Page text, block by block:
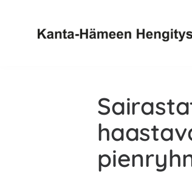
ensisijaiseen
valikkoon
pääsisältöön
ensisijaiseen
sivupalkkiin
alatunnisteeseen
Hämeen
Hengitys